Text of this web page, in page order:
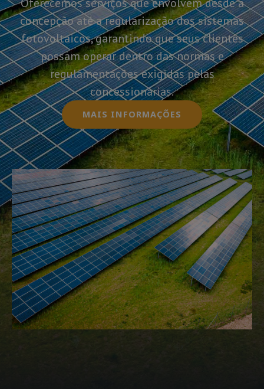
concepção até a regularização dos sistemas
fotovoltaicos, garantindo que seus clientes
possam operar dentro das normas e
regulamentações exigidas pelas
concessionárias.
MAIS INFORMAÇÕES